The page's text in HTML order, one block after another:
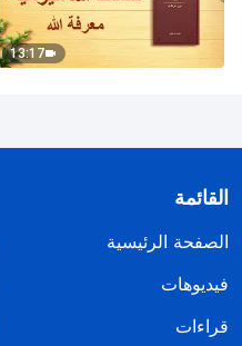
13:17
القائمة
الصفحة الرئيسية
فيديوهات
قراءات